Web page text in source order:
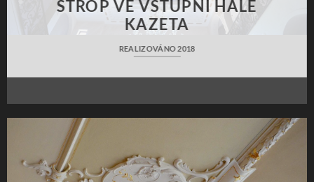
STROP VE VSTUPNÍ HALE
KAZETA
REALIZOVÁNO 2018